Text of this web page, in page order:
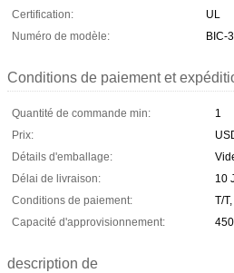
Certification:
UL
Numéro de modèle:
BIC-
Conditions de paiement et
Quantité de commande min:
1
Prix:
Détails d'emballage:
Délai de livraison:
10
Conditions de paiement:
T/
Capacité d'approvisionnement:
description de